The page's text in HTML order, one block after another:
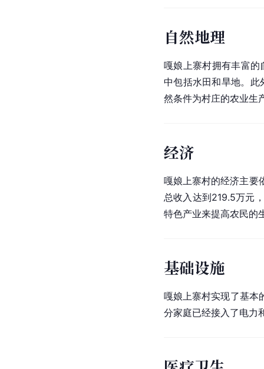
自然地理
嘎娘上寨村拥有丰富的
中包括水田和旱地。此
然条件为村庄的农业生
经济
嘎娘上寨村的经济主要
总收入达到219.5万元
特色产业来提高农民的
基础设施
嘎娘上寨村实现了基本
分家庭已经接入了电力